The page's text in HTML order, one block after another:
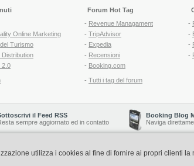
Online Marketing
Turismo
Distribution
2.0
Forum Hot Tag
- Revenue Managament
- TripAdvisor
- Expedia
- Recensioni
- Booking.com
- Tutti i tag del forum
-
-
-
-
il Feed RSS
sempre aggiornato ed in contatto
Booking Blog
Naviga
Copyright © 2006-2026 QNT S.r.l. Socio
utilizza i cookies al fine di fornire ai propri clienti